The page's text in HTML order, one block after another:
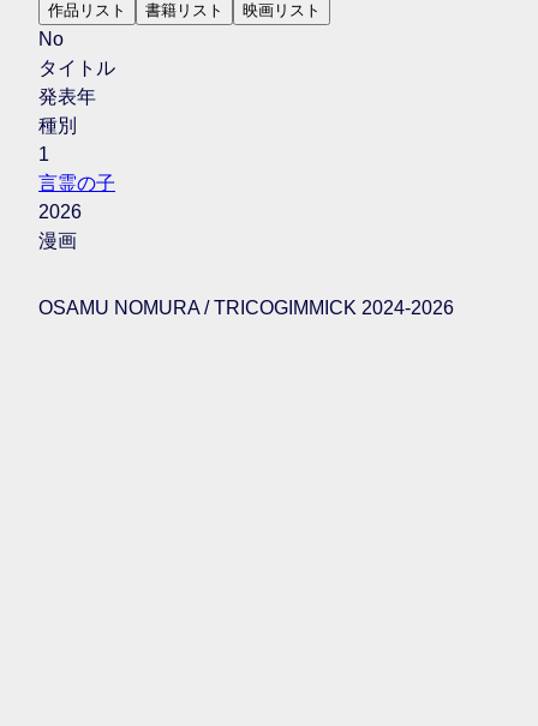
作品リスト 書籍リスト 映画リスト
No
タイトル
発表年
種別
1
言霊の子
2026
漫画
OSAMU NOMURA / TRICOGIMMICK 2024-2026